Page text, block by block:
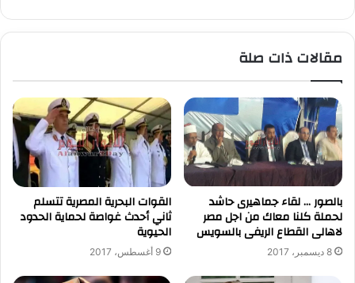
مقالات ذات صلة
بالصور … لقاء جماهيرى حاشد
لحملة كلنا معاك من اجل مصر
لاهالى القطاع الريفى بالسويس
8 ديسمبر، 2017
القوات البحرية المصرية تتسلم
ثاني أحدث غواصة لحماية الحدود
الحيوية
9 أغسطس، 2017